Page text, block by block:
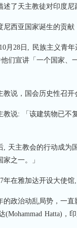
述了天主教徒对印度尼
尼西亚国家诞生的贡献
月28日, 民族主义青
们宣讲「一个国家、
教说，国会历史性召开
教说: 「该建筑物已不
, 天主教会的行动成为
家之一。」
年在雅加达开设大使
的政治动乱局势，一
(Mohammad Hatta)，